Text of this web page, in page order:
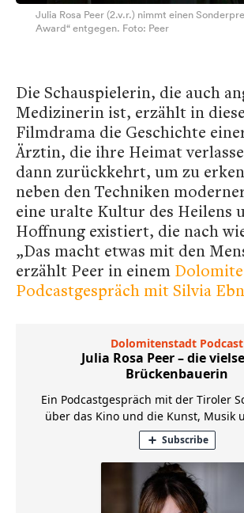
Julia Rosa Peer (2.v.r.) nimmt einen
Award“ entgegen. Foto: Peer
Die Schauspielerin, die auch
Medizinerin ist, erzählt in
Filmdrama die Geschichte
Ärztin, die ihre Heimat
dann zurückkehrt, um zu
neben den Techniken
eine uralte Kultur des Heilens
Hoffnung existiert, die nach
„Das macht etwas mit den
erzählt Peer in einem
Podcastgespräch mit Silvia